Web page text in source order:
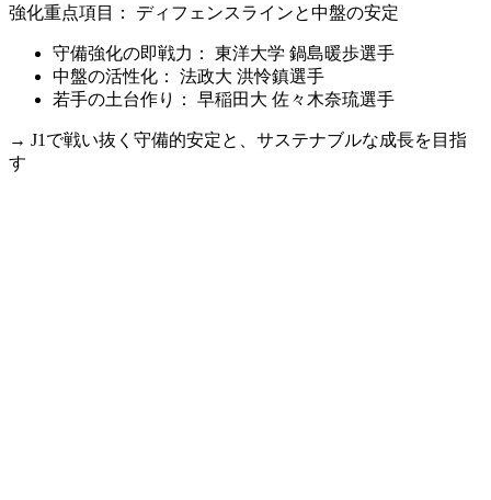
強化重点項目： ディフェンスラインと中盤の安定
守備強化の即戦力： 東洋大学 鍋島暖歩選手
中盤の活性化： 法政大 洪怜鎮選手
若手の土台作り： 早稲田大 佐々木奈琉選手
→ J1で戦い抜く守備的安定と、サステナブルな成長を目指
す